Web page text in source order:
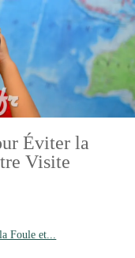
Éviter la
Visite
Foule et...